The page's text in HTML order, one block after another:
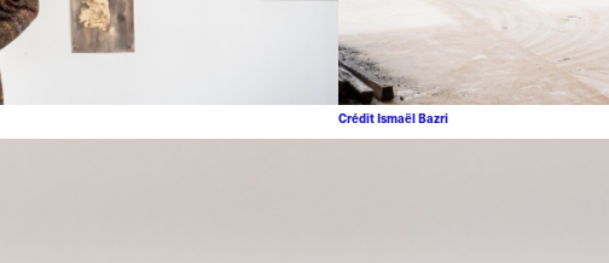
Crédit Ismaël Bazri